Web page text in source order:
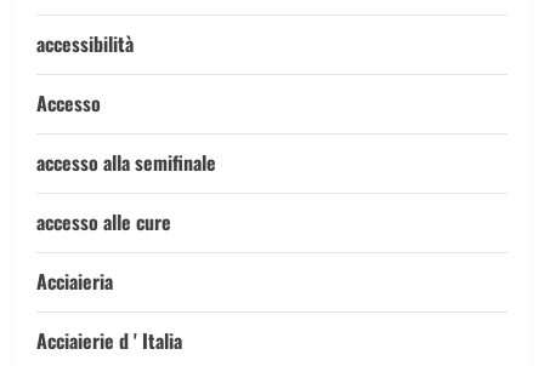
accessibilità
Accesso
accesso alla semifinale
accesso alle cure
Acciaieria
Acciaierie d ' Italia